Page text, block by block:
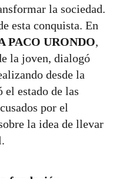
la sociedad.
esta conquista. En
PACO URONDO,
la joven, dialogó
desde la
estado de las
por el
la idea de llevar